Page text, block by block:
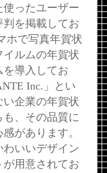
ったユーザー
を掲載してお
ホで写真年賀状
イルムの年賀状
を導入してお
Inc.」とい
い企業の年賀状
も、その品質に
があります。
わいいデザイン
が用意されてお